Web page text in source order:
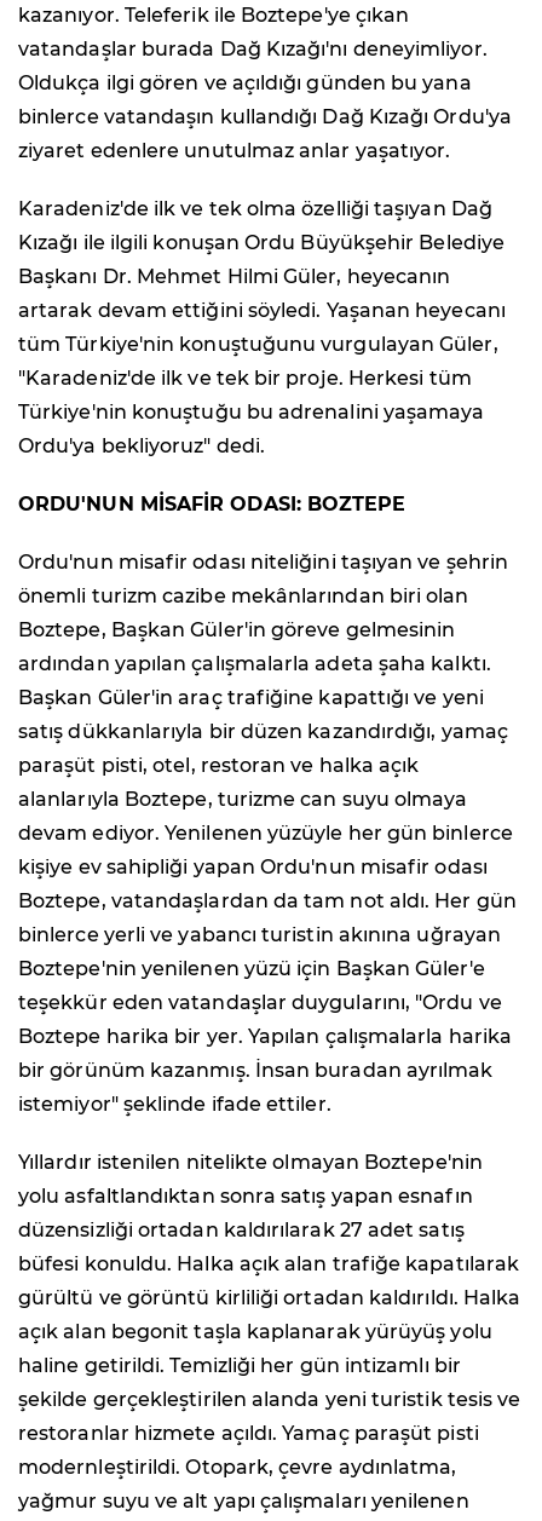
kazanıyor. Teleferik ile Boztepe'ye çıkan
vatandaşlar burada Dağ Kızağı'nı deneyimliyor.
Oldukça ilgi gören ve açıldığı günden bu yana
binlerce vatandaşın kullandığı Dağ Kızağı Ordu'ya
ziyaret edenlere unutulmaz anlar yaşatıyor.
Karadeniz'de ilk ve tek olma özelliği taşıyan Dağ
Kızağı ile ilgili konuşan Ordu Büyükşehir Belediye
Başkanı Dr. Mehmet Hilmi Güler, heyecanın
artarak devam ettiğini söyledi. Yaşanan heyecanı
tüm Türkiye'nin konuştuğunu vurgulayan Güler,
"Karadeniz'de ilk ve tek bir proje. Herkesi tüm
Türkiye'nin konuştuğu bu adrenalini yaşamaya
Ordu'ya bekliyoruz" dedi.
ORDU'NUN MİSAFİR ODASI: BOZTEPE
Ordu'nun misafir odası niteliğini taşıyan ve şehrin
önemli turizm cazibe mekânlarından biri olan
Boztepe, Başkan Güler'in göreve gelmesinin
ardından yapılan çalışmalarla adeta şaha kalktı.
Başkan Güler'in araç trafiğine kapattığı ve yeni
satış dükkanlarıyla bir düzen kazandırdığı, yamaç
paraşüt pisti, otel, restoran ve halka açık
alanlarıyla Boztepe, turizme can suyu olmaya
devam ediyor. Yenilenen yüzüyle her gün binlerce
kişiye ev sahipliği yapan Ordu'nun misafir odası
Boztepe, vatandaşlardan da tam not aldı. Her gün
binlerce yerli ve yabancı turistin akınına uğrayan
Boztepe'nin yenilenen yüzü için Başkan Güler'e
teşekkür eden vatandaşlar duygularını, "Ordu ve
Boztepe harika bir yer. Yapılan çalışmalarla harika
bir görünüm kazanmış. İnsan buradan ayrılmak
istemiyor" şeklinde ifade ettiler.
Yıllardır istenilen nitelikte olmayan Boztepe'nin
yolu asfaltlandıktan sonra satış yapan esnafın
düzensizliği ortadan kaldırılarak 27 adet satış
büfesi konuldu. Halka açık alan trafiğe kapatılarak
gürültü ve görüntü kirliliği ortadan kaldırıldı. Halka
açık alan begonit taşla kaplanarak yürüyüş yolu
haline getirildi. Temizliği her gün intizamlı bir
şekilde gerçekleştirilen alanda yeni turistik tesis ve
restoranlar hizmete açıldı. Yamaç paraşüt pisti
modernleştirildi. Otopark, çevre aydınlatma,
yağmur suyu ve alt yapı çalışmaları yenilenen